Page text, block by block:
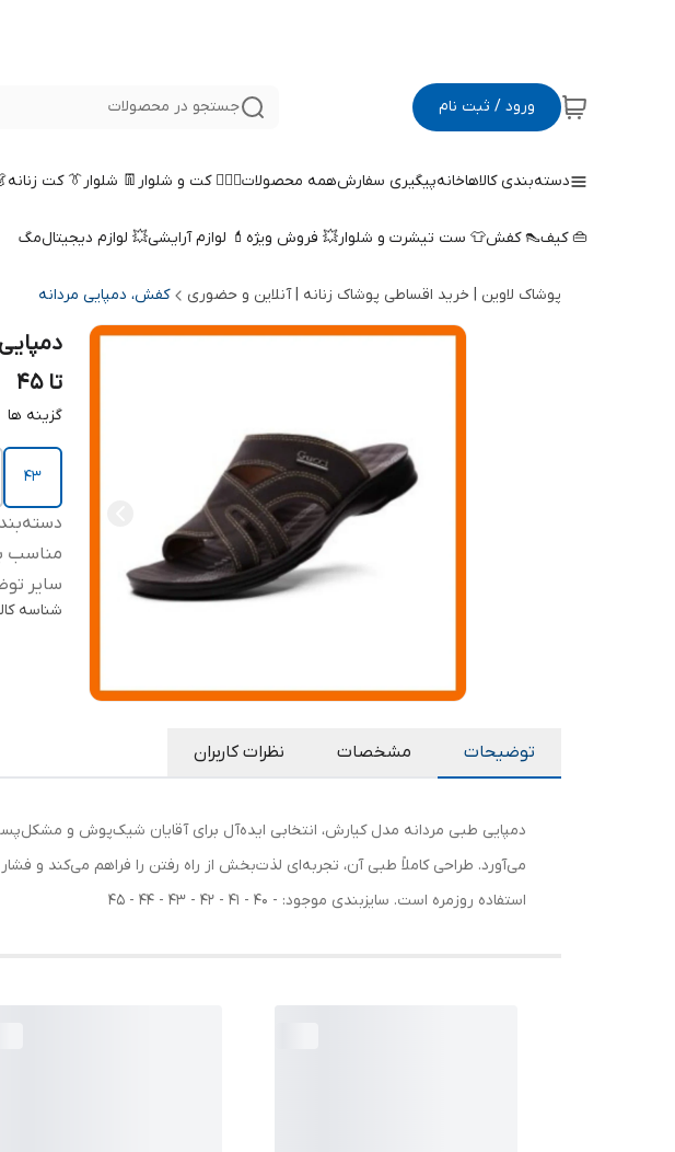
ورود / ثبت نام جستجو در محصولات
دسته‌بندی کالاهاخانهپیگیری سفارشهمه محصولات🤵🏻‍♀️ کت و شلوار 👖 شلوار👔 کت زنانه
👜 کیف👠 کفش👕 ست تیشرت و شلوار💥 فروش ویژه 💄 لوازم آرایشی💥 لوازم دیجیتالمگ
پوشاک لاوین | خرید اقساطی پوشاک زنانه | آنلاین و حضوری کفش، دمپایی مردانه
تا 45
گزینه ها
43
مناسب
سایر
شناسه
توضیحات مشخصات نظرات کاربران
دمپایی طبی مردانه مدل کیارش، انتخابی ایده‌آل برای آقایان شیک‌پوش و
می‌آورد. طراحی کاملاً طبی آن، تجربه‌ای لذت‌بخش از راه رفتن را فراهم می‌کند و
استفاده روزمره است. سایزبندی موجود: - 40 - 41 - 42 - 43 - 44 - 45